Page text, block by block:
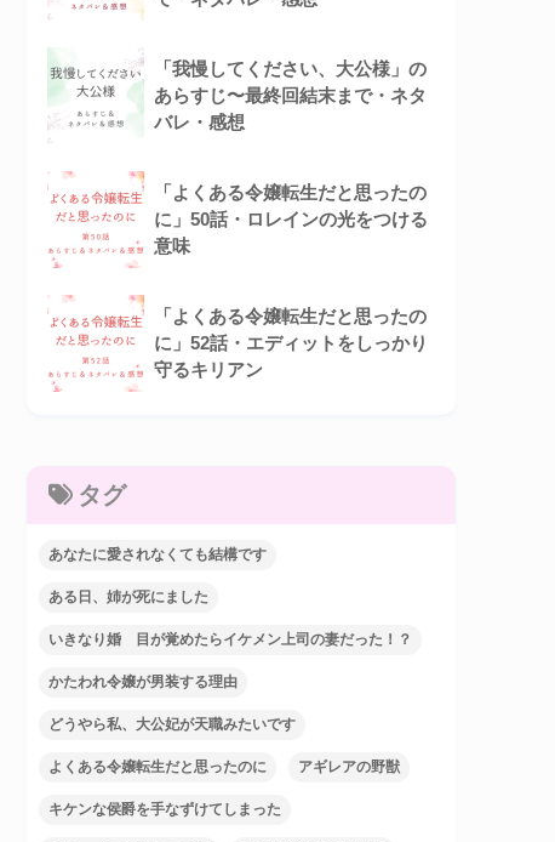
「我慢してください、大公様」の
あらすじ〜最終回結末まで・ネタ
バレ・感想
「よくある令嬢転生だと思ったの
に」50話・ロレインの光をつける
意味
「よくある令嬢転生だと思ったの
に」52話・エディットをしっかり
守るキリアン
タグ
あなたに愛されなくても結構です
ある日、姉が死にました
いきなり婚 目が覚めたらイケメン上司の妻だった！？
かたわれ令嬢が男装する理由
どうやら私、大公妃が天職みたいです
よくある令嬢転生だと思ったのに アギレアの野獣
キケンな侯爵を手なずけてしまった